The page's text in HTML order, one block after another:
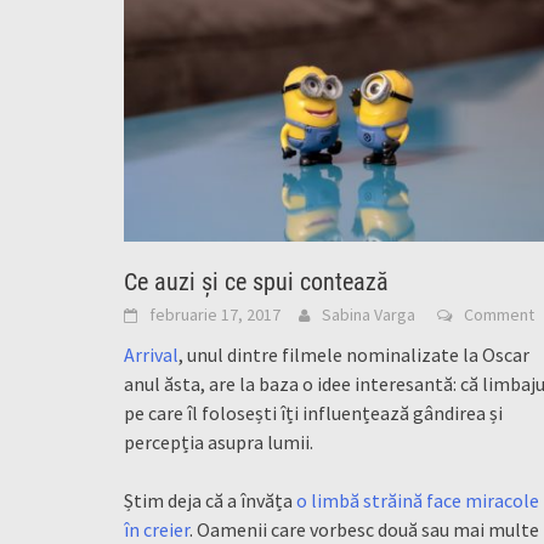
Ce auzi și ce spui contează
februarie 17, 2017 Sabina Varga Comment
Arrival, unul dintre filmele nominalizate la Oscar
anul ăsta, are la baza o idee interesantă: că
pe care îl folosești îți influențează gândirea și
percepția asupra lumii.
Știm deja că a învăța o limbă străină face miracole
în creier. Oamenii care vorbesc două sau mai multe